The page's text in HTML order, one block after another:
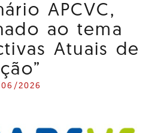
APCVC,
ao tema
Atuais de
2026